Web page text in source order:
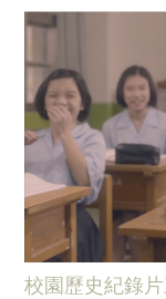
校園歷史紀錄